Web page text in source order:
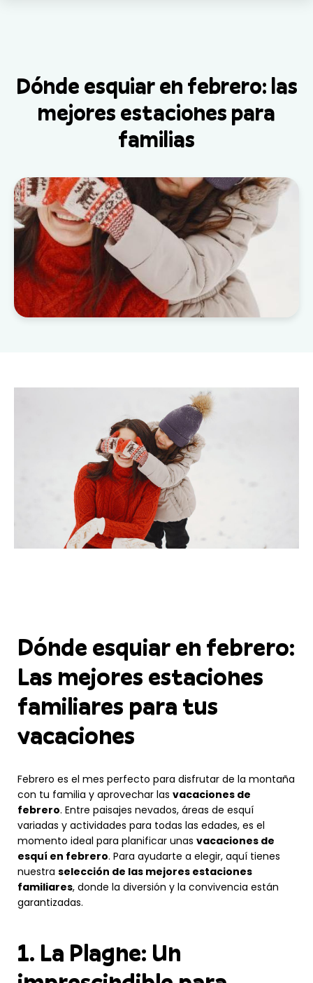
Dónde esquiar en febrero: las
mejores estaciones para
familias
Dónde esquiar en febrero:
Las mejores estaciones
familiares para tus
vacaciones
Febrero es el mes perfecto para disfrutar de la montaña
con tu familia y aprovechar las vacaciones de
febrero. Entre paisajes nevados, áreas de esquí
variadas y actividades para todas las edades, es el
momento ideal para planificar unas vacaciones de
esquí en febrero. Para ayudarte a elegir, aquí tienes
nuestra selección de las mejores estaciones
familiares, donde la diversión y la convivencia están
garantizadas.
1. La Plagne: Un